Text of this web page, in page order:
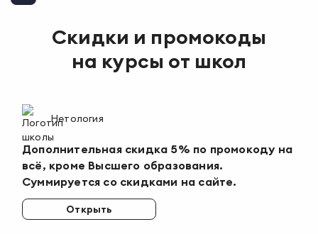
Скидки и промокоды
на курсы от школ
Нетология
Дополнительная скидка 5% по промокоду на
всё, кроме Высшего образования.
Суммируется со скидками на сайте.
Открыть